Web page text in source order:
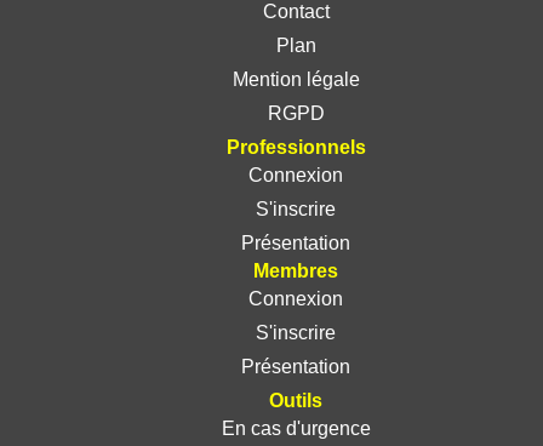
Contact
Plan
Mention légale
RGPD
Professionnels
Connexion
S'inscrire
Présentation
Membres
Connexion
S'inscrire
Présentation
Outils
En cas d'urgence